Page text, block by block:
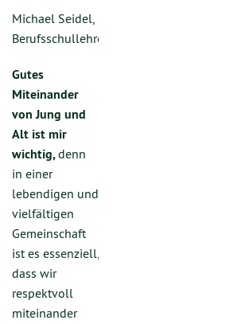
Michael Seidel,
Berufsschullehrer
Gutes
Miteinander
von Jung und
Alt ist mir
wichtig,denn
in einer
lebendigen und
vielfältigen
Gemeinschaft
ist es essenziell,
dass wir
respektvoll
miteinander